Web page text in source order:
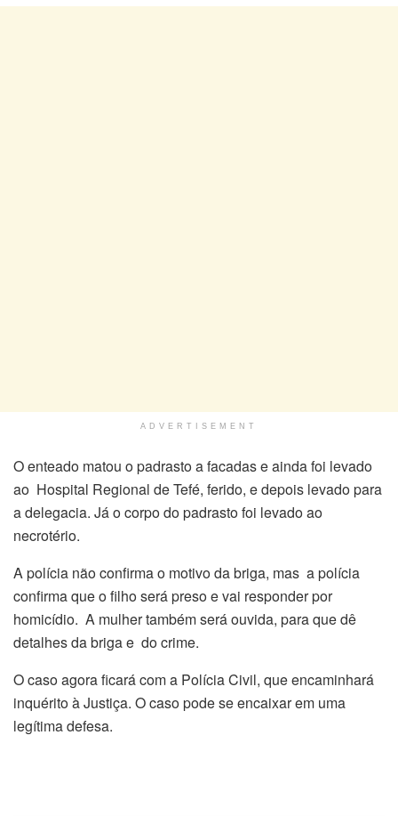
ADVERTISEMENT
O enteado matou o padrasto a facadas e ainda foi levado
ao Hospital Regional de Tefé, ferido, e depois levado para
a delegacia. Já o corpo do padrasto foi levado ao
necrotério.
A polícia não confirma o motivo da briga, mas a polícia
confirma que o filho será preso e vai responder por
homicídio. A mulher também será ouvida, para que dê
detalhes da briga e do crime.
O caso agora ficará com a Polícia Civil, que encaminhará
inquérito à Justiça. O caso pode se encaixar em uma
legítima defesa.